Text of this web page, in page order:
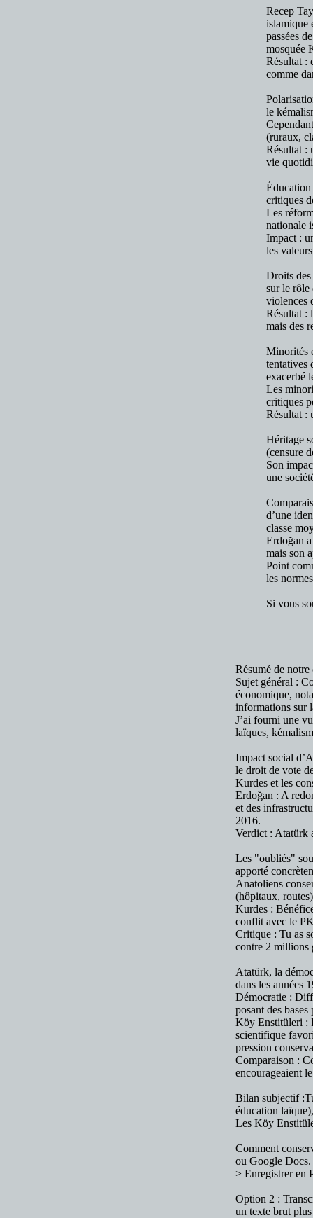
Recep
islamique
passées
mosquée
Résultat :
comme
le
(ruraux,
Résultat :
vie
Éducation
critiques
Les
nationale
Impact :
les
Droits des
sur le rôle
violences
Résultat :
mais des
Minorités
tentatives
exacerbé
Les
critiques
Résultat :
Héritage
(censure
Son
une
d’une
classe
Erdoğan
mais son
Point
les
Si vous
Résumé de
Sujet général :
économique,
informations sur
J’ai fourni une
laïques,
Impact social
le droit de vote
Kurdes et les
Erdoğan : A
et des
2016.
Verdict : Atatürk
Les "oubliés"
apporté
Anatoliens
(hôpitaux,
Kurdes :
conflit avec le
Critique : Tu as
contre 2 millions
Atatürk, la
dans les années
Démocratie :
posant des
Köy Enstitüleri :
scientifique
pression
Comparaison :
encourageaient
Bilan subjectif
éducation
Les Köy
Comment
ou Google
> Enregistrer en
Option 2 :
un texte brut